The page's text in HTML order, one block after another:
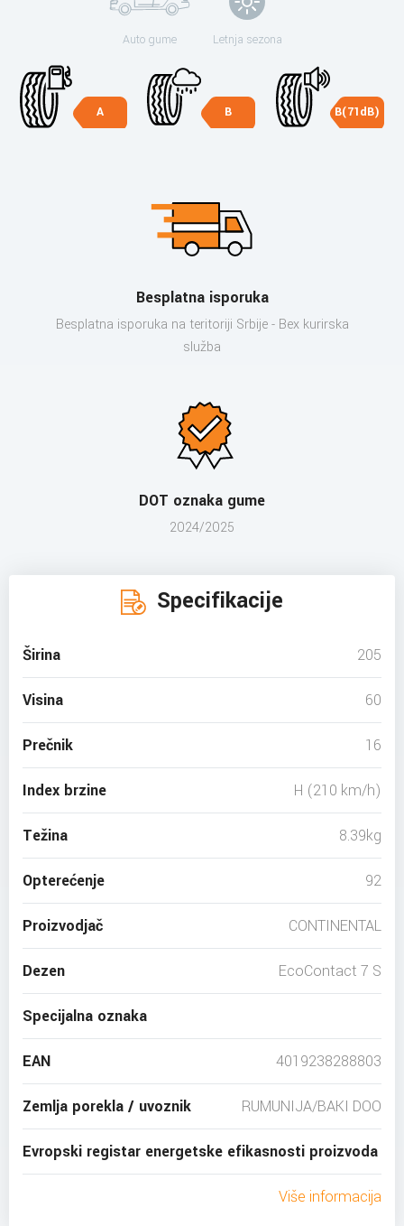
Auto gume Letnja sezona
A B B(71dB)
Besplatna isporuka
Besplatna isporuka na teritoriji Srbije - Bex kurirska
služba
DOT oznaka gume
2024/2025
Specifikacije
Širina 205
Visina 60
Prečnik 16
Index brzine H (210 km/h)
Težina 8.39kg
Opterećenje 92
Proizvodjač CONTINENTAL
Dezen EcoContact 7 S
Specijalna oznaka
EAN 4019238288803
Zemlja porekla / uvoznik RUMUNIJA/BAKI DOO
Evropski registar energetske efikasnosti proizvoda
Više informacija